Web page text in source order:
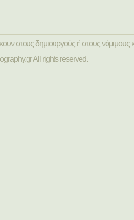
στους δημιουργούς ή στους νόμιμους
All rights reserved.